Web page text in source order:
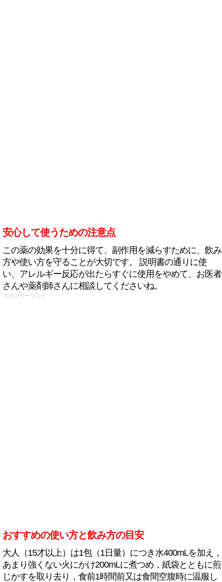
安心して使うための注意点
この薬の効果を十分に得て、副作用を減らすために、飲み
方や使い方を守ることが大切です。 説明書の通りに使
い、アレルギー反応が出たらすぐに使用をやめて、お医者
さんや薬剤師さんに相談してくださいね。
スポンサーリンク
おすすめの使い方と飲み方の目安
大人（15才以上）は1包（1日量）につき水400mLを加え，
あまり強くない火にかけ200mLに煮つめ，紙袋とともに煎
じかすを取り去り，食前1時間前又は食間空腹時に温服し